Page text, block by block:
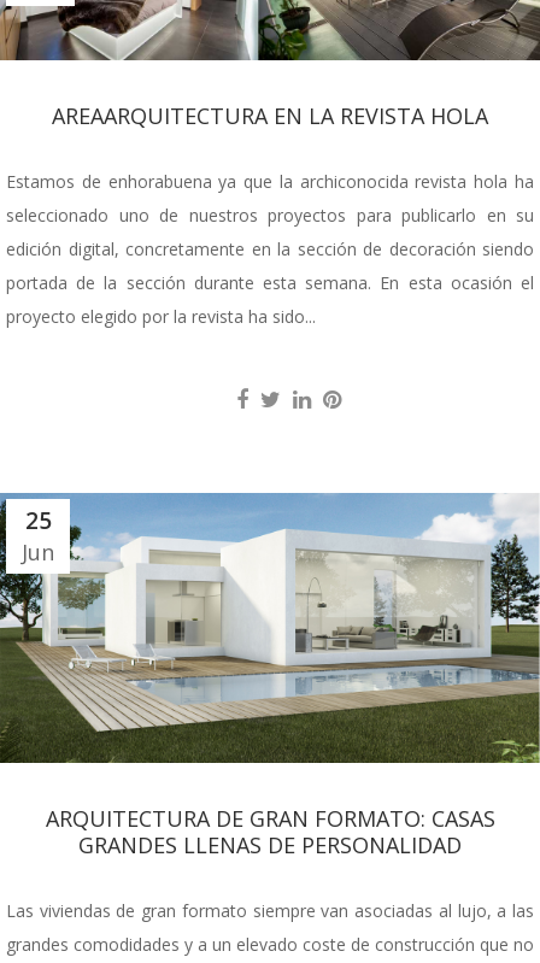
AREAARQUITECTURA EN LA REVISTA HOLA
Estamos de enhorabuena ya que la archiconocida revista hola ha
seleccionado uno de nuestros proyectos para publicarlo en su
edición digital, concretamente en la sección de decoración siendo
portada de la sección durante esta semana. En esta ocasión el
proyecto elegido por la revista ha sido...
25
Jun
ARQUITECTURA DE GRAN FORMATO: CASAS
GRANDES LLENAS DE PERSONALIDAD
Las viviendas de gran formato siempre van asociadas al lujo, a las
grandes comodidades y a un elevado coste de construcción que no